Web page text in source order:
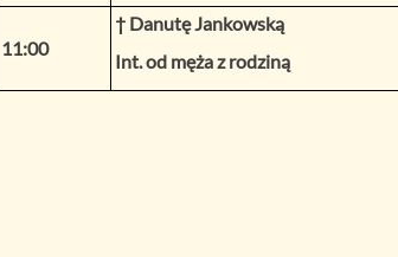
11:00
† Danutę Jankowską
Int. od męża z rodziną